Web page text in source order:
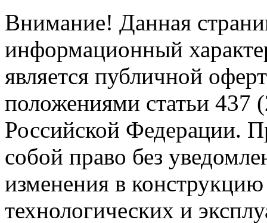
Внимание! Данная
информационный
является публичной
положениями статьи 437
Российской Федерации.
собой право без
изменения в
технологических и